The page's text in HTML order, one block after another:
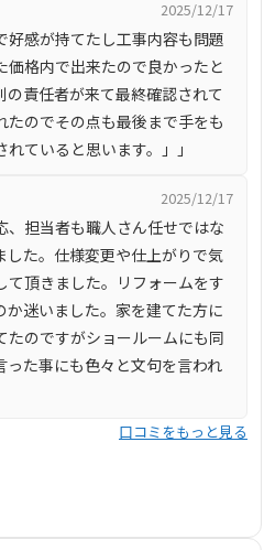
対応することで、品質とスピー
％以上と高く、顧客満足度の高
ビスにも力を入れており、工
じて、長期的な関係を築いて
ており、宇土市のお客様にも
提供しています。
2025/12/17
好感が持てたし工事内容も問題
価格内で出来たので良かったと
の責任者が来て最終確認されて
のでその点も最後まで手をも
ていると思います。」」
2025/12/17
、担当者も職人さん任せではな
した。仕様変更や仕上がりで気
て頂きました。リフォームをす
か迷いました。家を建てた方に
たのですがショールームにも同
た事にも色々と文句を言われ
口コミをもっと見る